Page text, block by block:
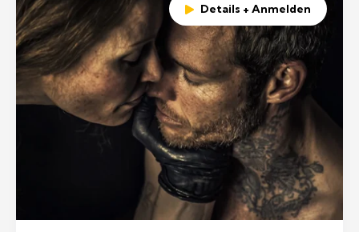
Details + Anmelden